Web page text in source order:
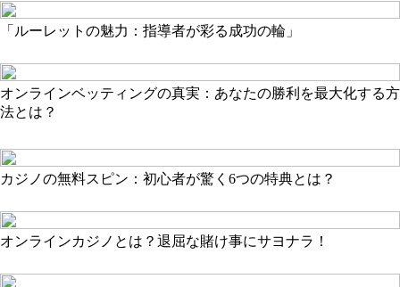
「ルーレットの魅力：指導者が彩る成功の輪」
オンラインベッティングの真実：あなたの勝利を最大化する方
法とは？
カジノの無料スピン：初心者が驚く6つの特典とは？
オンラインカジノとは？退屈な賭け事にサヨナラ！